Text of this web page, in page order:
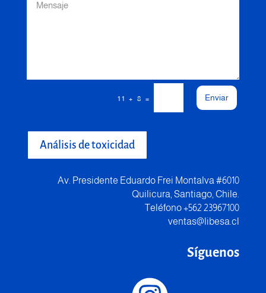
11 + 8 = Enviar
Análisis de toxicidad
Av. Presidente Eduardo Frei Montalva #6010
Quilicura, Santiago, Chile.
Teléfono +562 23967100
ventas@libesa.cl
Síguenos